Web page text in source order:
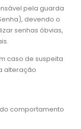
pela guarda
devendo o
senhas óbvias,
caso de suspeita
alteração
comportamento